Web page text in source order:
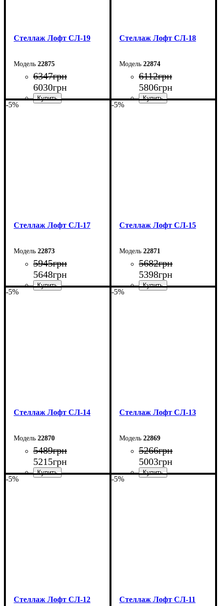
Стеллаж Лофт СЛ-19
22875
6347грн
6030грн
Стеллаж Лофт СЛ-18
22874
6112грн
5806грн
-5%
Стеллаж Лофт СЛ-17
22873
5945грн
5648грн
-5%
Стеллаж Лофт СЛ-15
22871
5682грн
5398грн
-5%
Стеллаж Лофт СЛ-14
22870
5489грн
5215грн
-5%
Стеллаж Лофт СЛ-13
22869
5266грн
5003грн
-5%
Стеллаж Лофт СЛ-12
-5%
Стеллаж Лофт СЛ-11